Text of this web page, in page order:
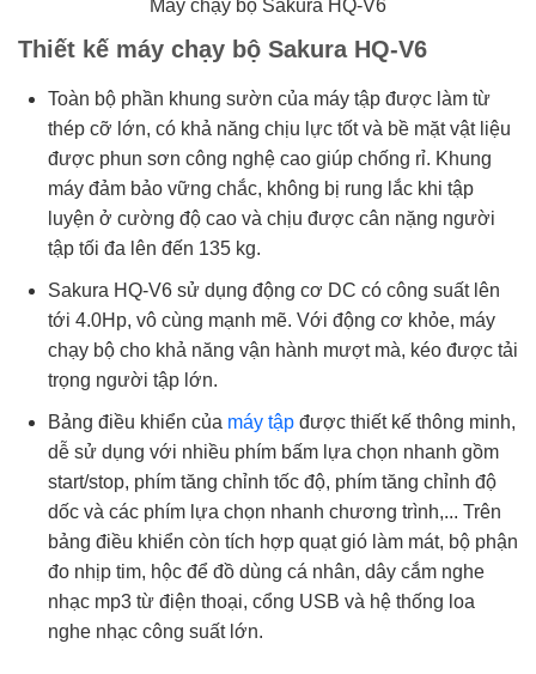
Máy chạy bộ Sakura HQ-V6
Thiết kế máy chạy bộ Sakura HQ-V6
Toàn bộ phần khung sườn của máy tập được làm từ
thép cỡ lớn, có khả năng chịu lực tốt và bề mặt vật liệu
được phun sơn công nghệ cao giúp chống rỉ. Khung
máy đảm bảo vững chắc, không bị rung lắc khi tập
luyện ở cường độ cao và chịu được cân nặng người
tập tối đa lên đến 135 kg.
Sakura HQ-V6 sử dụng động cơ DC có công suất lên
tới 4.0Hp, vô cùng mạnh mẽ. Với động cơ khỏe, máy
chạy bộ cho khả năng vận hành mượt mà, kéo được tải
trọng người tập lớn.
Bảng điều khiển của máy tập được thiết kế thông minh,
dễ sử dụng với nhiều phím bấm lựa chọn nhanh gồm
start/stop, phím tăng chỉnh tốc độ, phím tăng chỉnh độ
dốc và các phím lựa chọn nhanh chương trình,... Trên
bảng điều khiển còn tích hợp quạt gió làm mát, bộ phận
đo nhịp tim, hộc để đồ dùng cá nhân, dây cắm nghe
nhạc mp3 từ điện thoại, cổng USB và hệ thống loa
nghe nhạc công suất lớn.